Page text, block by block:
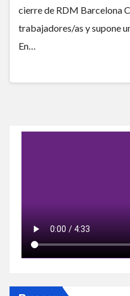
cierre de RDM Barcelona
trabajadores/as y supone
En…